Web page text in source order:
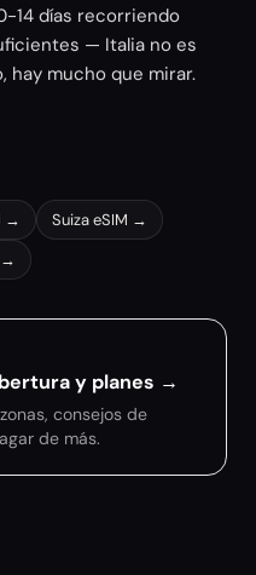
14 días recorriendo
— Italia no es
hay mucho que mirar.
→ SuizaeSIM →
→
y planes →
consejos de
de más.